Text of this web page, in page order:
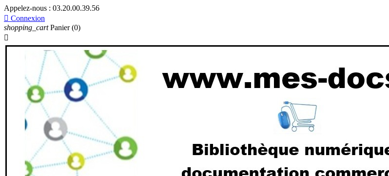
Appelez-nous : 03.20.00.39.56
 Connexion
shopping_cart Panier (0)
